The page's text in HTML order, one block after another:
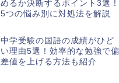
めるか決断するポイント3選！
5つの悩み別に対処法を解説
中学受験の国語の成績がひど
い理由5選！効率的な勉強で偏
差値を上げる方法も紹介